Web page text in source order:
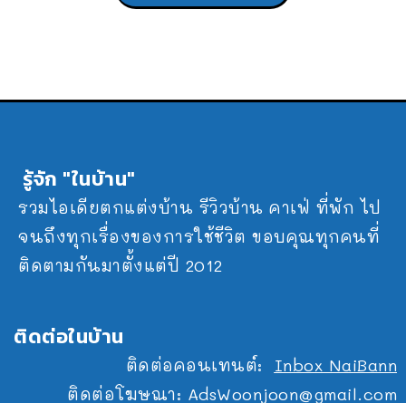
รู้จัก "ในบ้าน"
รวมไอเดียตกแต่งบ้าน รีวิวบ้าน คาเฟ่ ที่พัก ไป
จนถึงทุกเรื่องของการใช้ชีวิต ขอบคุณทุกคนที่
ติดตามกันมาตั้งแต่ปี 2012
ติดต่อในบ้าน
ติดต่อคอนเทนต์: Inbox NaiBann
ติดต่อโฆษณา: AdsWoonjoon@gmail.com